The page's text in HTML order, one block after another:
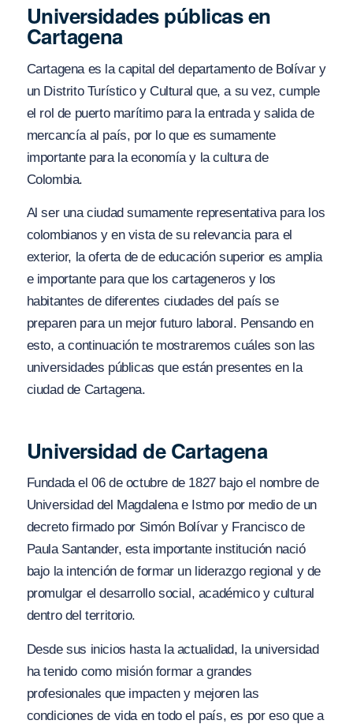
Universidades públicas en
Cartagena
Cartagena es la capital del departamento de Bolívar y
un Distrito Turístico y Cultural que, a su vez, cumple
el rol de puerto marítimo para la entrada y salida de
mercancía al país, por lo que es sumamente
importante para la economía y la cultura de
Colombia.
Al ser una ciudad sumamente representativa para los
colombianos y en vista de su relevancia para el
exterior, la oferta de de educación superior es amplia
e importante para que los cartageneros y los
habitantes de diferentes ciudades del país se
preparen para un mejor futuro laboral. Pensando en
esto, a continuación te mostraremos cuáles son las
universidades públicas que están presentes en la
ciudad de Cartagena.
Universidad de Cartagena
Fundada el 06 de octubre de 1827 bajo el nombre de
Universidad del Magdalena e Istmo por medio de un
decreto firmado por Simón Bolívar y Francisco de
Paula Santander, esta importante institución nació
bajo la intención de formar un liderazgo regional y de
promulgar el desarrollo social, académico y cultural
dentro del territorio.
Desde sus inicios hasta la actualidad, la universidad
ha tenido como misión formar a grandes
profesionales que impacten y mejoren las
condiciones de vida en todo el país, es por eso que a